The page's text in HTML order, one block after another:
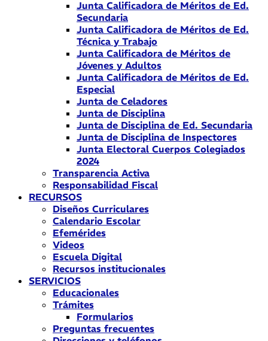
Junta Calificadora de Méritos de Ed.
Secundaria
Junta Calificadora de Méritos de Ed.
Técnica y Trabajo
Junta Calificadora de Méritos de
Jóvenes y Adultos
Junta Calificadora de Méritos de Ed.
Especial
Junta de Celadores
Junta de Disciplina
Junta de Disciplina de Ed. Secundaria
Junta de Disciplina de Inspectores
Junta Electoral Cuerpos Colegiados
2024
Transparencia Activa
Responsabilidad Fiscal
RECURSOS
Diseños Curriculares
Calendario Escolar
Efemérides
Videos
Escuela Digital
Recursos institucionales
SERVICIOS
Educacionales
Trámites
Formularios
Preguntas frecuentes